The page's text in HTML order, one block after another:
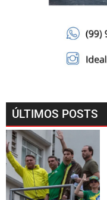
ÚLTIMOS POSTS